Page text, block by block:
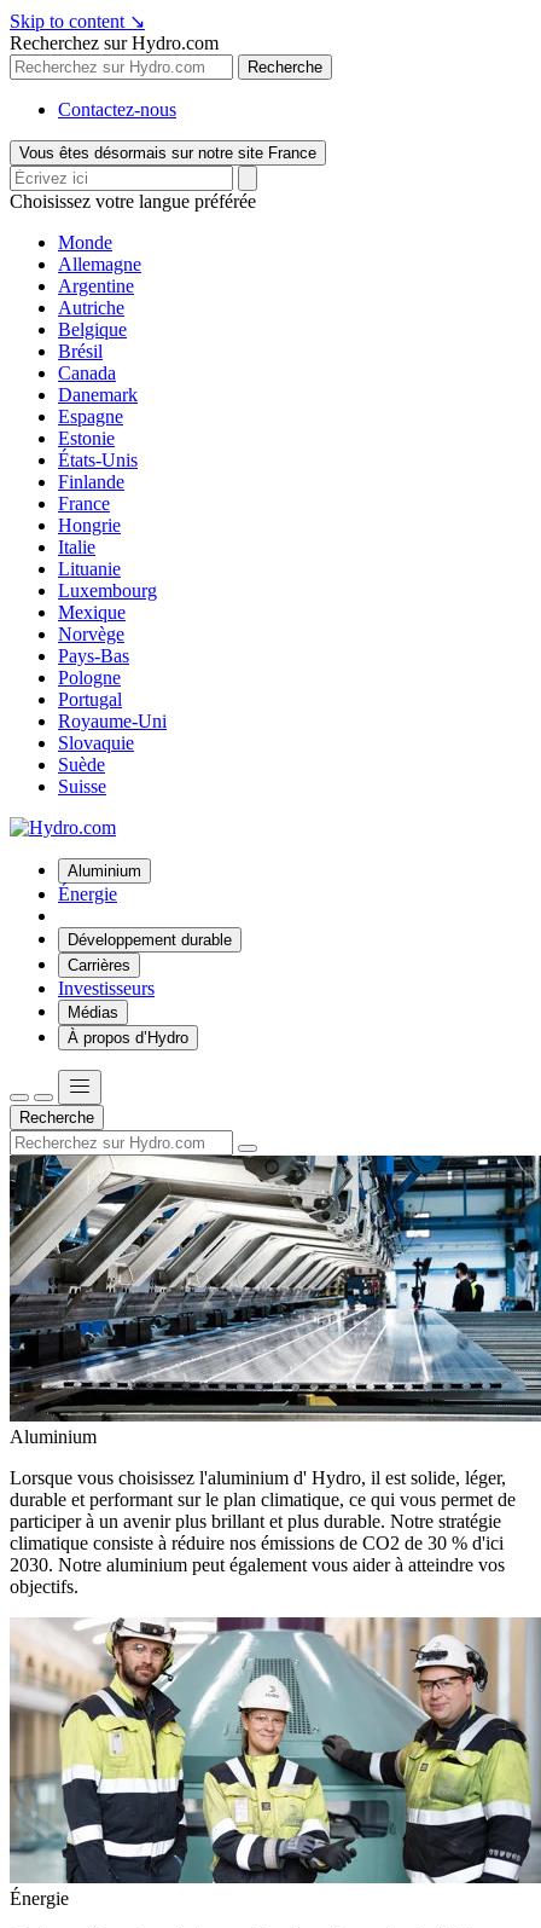
Skip to content ↘
Recherchez sur Hydro.com
Recherche
Contactez-nous
Vous êtes désormais sur notre site France
Choisissez votre langue préférée
Monde
Allemagne
Argentine
Autriche
Belgique
Brésil
Canada
Danemark
Espagne
Estonie
États-Unis
Finlande
France
Hongrie
Italie
Lituanie
Luxembourg
Mexique
Norvège
Pays-Bas
Pologne
Portugal
Royaume-Uni
Slovaquie
Suède
Suisse
Aluminium
Énergie
Développement durable
Carrières
Investisseurs
Médias
À propos d’Hydro
Recherche
Aluminium
Lorsque vous choisissez l'aluminium d' Hydro, il est solide, léger,
durable et performant sur le plan climatique, ce qui vous permet de
participer à un avenir plus brillant et plus durable. Notre stratégie
climatique consiste à réduire nos émissions de CO2 de 30 % d'ici
2030. Notre aluminium peut également vous aider à atteindre vos
objectifs.
Énergie